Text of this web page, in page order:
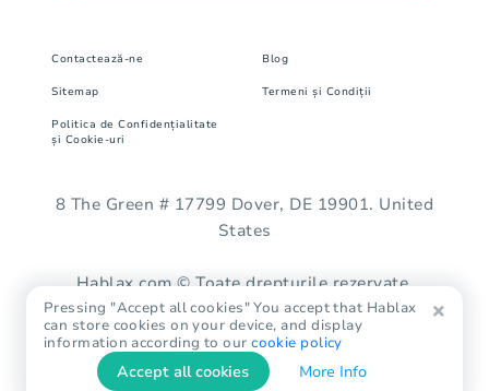
Contactează-ne Blog
Sitemap Termeni și Condiții
Politica de Confidențialitate
și Cookie-uri
8 The Green # 17799 Dover, DE 19901. United
States
Hablax.com © Toate drepturile rezervate.
Pressing "Accept all cookies" You accept that Hablax
can store cookies on your device, and display
information according to ourcookie policy
Accept all cookies More Info